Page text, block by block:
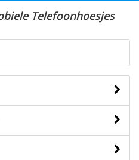
Telefoonhoesjes